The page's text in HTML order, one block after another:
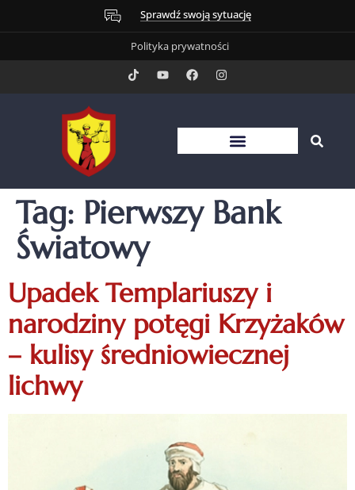
Sprawdź swoją sytuację
Polityka prywatności
Tag: Pierwszy Bank
Światowy
Upadek Templariuszy i
narodziny potęgi Krzyżaków
– kulisy średniowiecznej
lichwy